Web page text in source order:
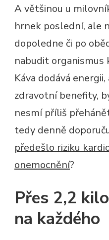
A většinou u
hrnek poslední, ale
dopoledne či po
nabudit organismus
Káva dodává
zdravotní benefity,
nesmí příliš
tedy denně
předešlo riziku
onemocnění?
Přes 2,2
na každého